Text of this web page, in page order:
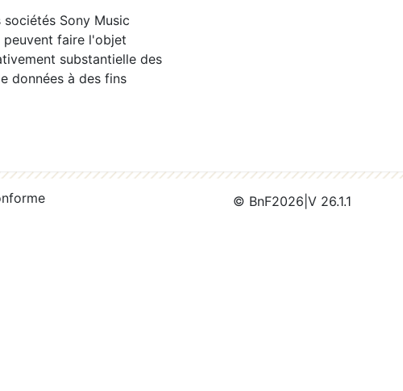
Sony Music
peuvent faire l'objet
substantielle des
données à des fins
© BnF2026 V 26.1.1